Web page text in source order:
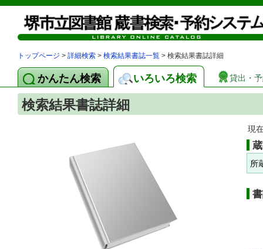
トップページ > 詳細検索 > 検索結果書誌一覧 > 検索結果書誌詳細
かんたん検索 いろいろ検索 貸出・
検索結果書誌詳細
現
所